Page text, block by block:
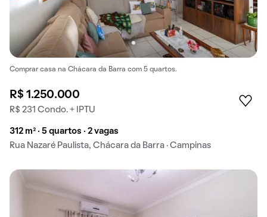
Comprar casa na Chácara da Barra com 5 quartos.
R$ 1.250.000
R$ 231 Condo. + IPTU
312 m² · 5 quartos · 2 vagas
Rua Nazaré Paulista, Chácara da Barra · Campinas